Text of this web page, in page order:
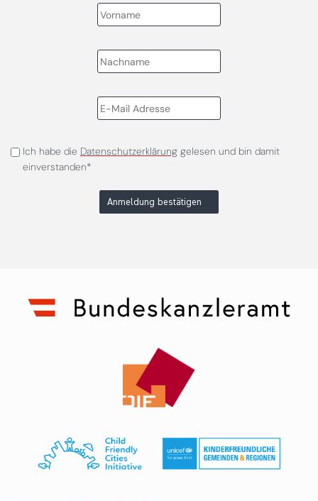
Ich habe die Datenschutzerklärunggelesen und bin damit
einverstanden*
Anmeldung bestätigen